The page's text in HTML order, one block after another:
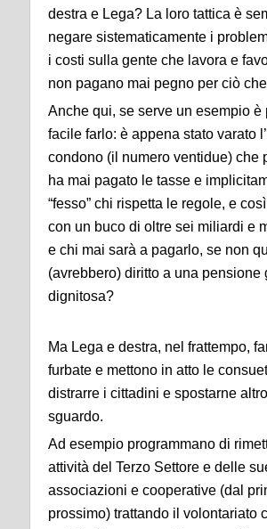
destra e Lega? La loro tattica è
negare sistematicamente i
i costi sulla gente che lavora e
non pagano mai pegno per ciò
Anche qui, se serve un esempio è
facile farlo: è appena stato varato
condono (il numero ventidue) che
ha mai pagato le tasse e
“fesso” chi rispetta le regole, e
con un buco di oltre sei miliardi e
e chi mai sarà a pagarlo, se non
(avrebbero) diritto a una pensione
dignitosa?
Ma Lega e destra, nel frattempo,
furbate e mettono in atto le
distrarre i cittadini e spostarne
sguardo.
Ad esempio programmano di
attività del Terzo Settore e delle
associazioni e cooperative (dal
prossimo) trattando il volontariato